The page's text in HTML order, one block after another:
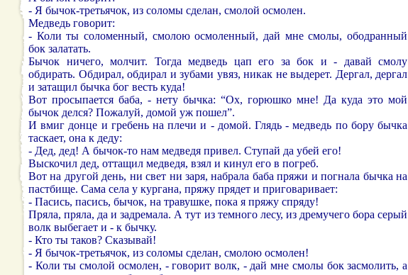
- Я бычок-третьячок, из соломы сделан, смолой осмолен.
Медведь говорит:
- Коли ты соломенный, смолою осмоленный, дай мне смолы, ободранный
бок залатать.
Бычок ничего, молчит. Тогда медведь цап его за бок и - давай смолу
обдирать. Обдирал, обдирал и зубами увяз, никак не выдерет. Дергал, дергал
и затащил бычка бог весть куда!
Вот просыпается баба, - нету бычка: “Ох, горюшко мне! Да куда это мой
бычок делся? Пожалуй, домой уж пошел”.
И вмиг донце и гребень на плечи и - домой. Глядь - медведь по бору бычка
таскает, она к деду:
- Дед, дед! А бычок-то нам медведя привел. Ступай да убей его!
Выскочил дед, оттащил медведя, взял и кинул его в погреб.
Вот на другой день, ни свет ни заря, набрала баба пряжи и погнала бычка на
пастбище. Сама села у кургана, пряжу прядет и приговаривает:
- Пасись, пасись, бычок, на травушке, пока я пряжу спряду!
Пряла, пряла, да и задремала. А тут из темного лесу, из дремучего бора серый
волк выбегает и - к бычку.
- Кто ты таков? Сказывай!
- Я бычок-третьячок, из соломы сделан, смолою осмолен!
- Коли ты смолой осмолен, - говорит волк, - дай мне смолы бок засмолить, а